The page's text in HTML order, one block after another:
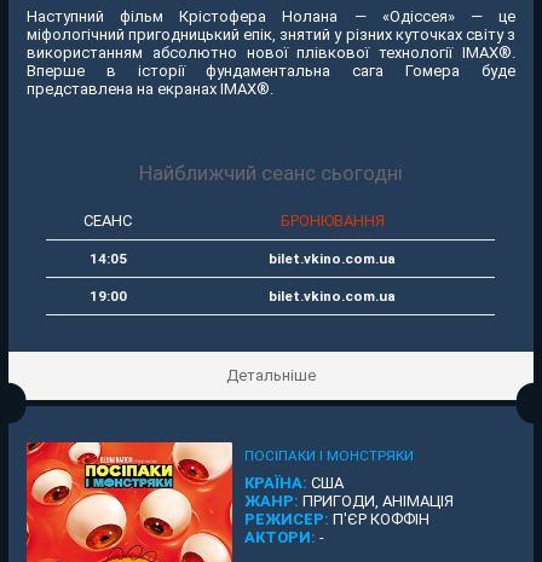
Наступний фільм Крістофера Нолана — «Одіссея» — це
міфологічний пригодницький епік, знятий у різних куточках світу з
використанням абсолютно нової плівкової технології IMAX®.
Вперше в історії фундаментальна сага Гомера буде
представлена на екранах IMAX®.
Найближчий сеанс сьогодні
СЕАНС БРОНЮВАННЯ
14:05 bilet.vkino.com.ua
19:00 bilet.vkino.com.ua
Детальніше
ПОСІПАКИ І МОНСТРЯКИ
КРАЇНА: США
ЖАНР: ПРИГОДИ, АНІМАЦІЯ
РЕЖИСЕР: П'ЄР КОФФІН
АКТОРИ: -